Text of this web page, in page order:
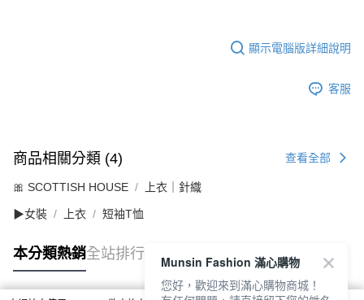
顯示電腦版詳細說明
客服
商品相關分類 (4) 查看全部
🎀 SCOTTISH HOUSE 上衣｜針織
▶女裝 上衣 短袖T恤
本分類熱銷全站排行
Munsin Fashion 滿心購物
您好，歡迎來到滿心購物商城！